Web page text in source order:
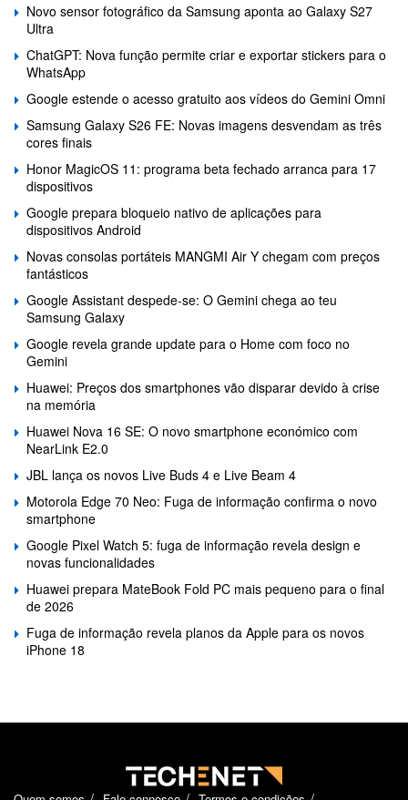
Novo sensor fotográfico da Samsung aponta ao Galaxy S27
Ultra
ChatGPT: Nova função permite criar e exportar stickers para o
WhatsApp
Google estende o acesso gratuito aos vídeos do Gemini Omni
Samsung Galaxy S26 FE: Novas imagens desvendam as três
cores finais
Honor MagicOS 11: programa beta fechado arranca para 17
dispositivos
Google prepara bloqueio nativo de aplicações para
dispositivos Android
Novas consolas portáteis MANGMI Air Y chegam com preços
fantásticos
Google Assistant despede-se: O Gemini chega ao teu
Samsung Galaxy
Google revela grande update para o Home com foco no
Gemini
Huawei: Preços dos smartphones vão disparar devido à crise
na memória
Huawei Nova 16 SE: O novo smartphone económico com
NearLink E2.0
JBL lança os novos Live Buds 4 e Live Beam 4
Motorola Edge 70 Neo: Fuga de informação confirma o novo
smartphone
Google Pixel Watch 5: fuga de informação revela design e
novas funcionalidades
Huawei prepara MateBook Fold PC mais pequeno para o final
de 2026
Fuga de informação revela planos da Apple para os novos
iPhone 18